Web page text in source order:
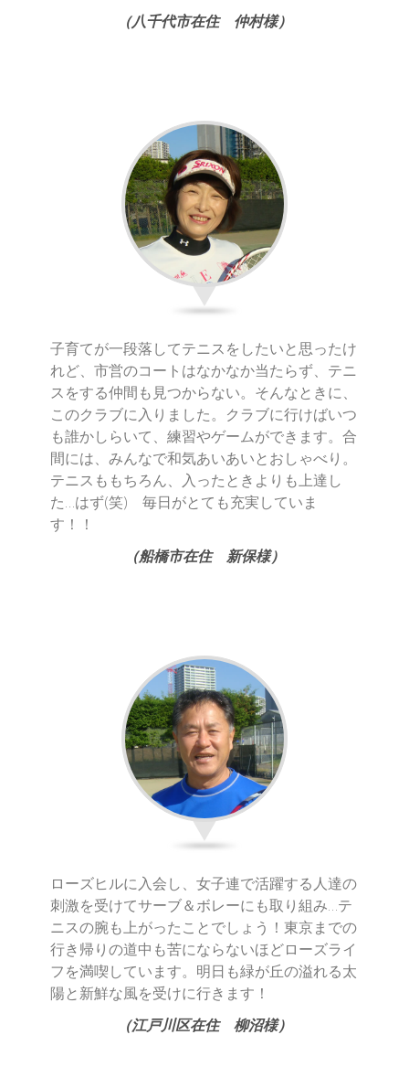
（八千代市在住 仲村様）
子育てが一段落してテニスをしたいと思ったけ
れど、市営のコートはなかなか当たらず、テニ
スをする仲間も見つからない。そんなときに、
このクラブに入りました。クラブに行けばいつ
も誰かしらいて、練習やゲームができます。合
間には、みんなで和気あいあいとおしゃべり。
テニスももちろん、入ったときよりも上達し
た…はず(笑) 毎日がとても充実していま
す！！
（船橋市在住 新保様）
ローズヒルに入会し、女子連で活躍する人達の
刺激を受けてサーブ＆ボレーにも取り組み…テ
ニスの腕も上がったことでしょう！東京までの
行き帰りの道中も苦にならないほどローズライ
フを満喫しています。明日も緑が丘の溢れる太
陽と新鮮な風を受けに行きます！
（江戸川区在住 柳沼様）